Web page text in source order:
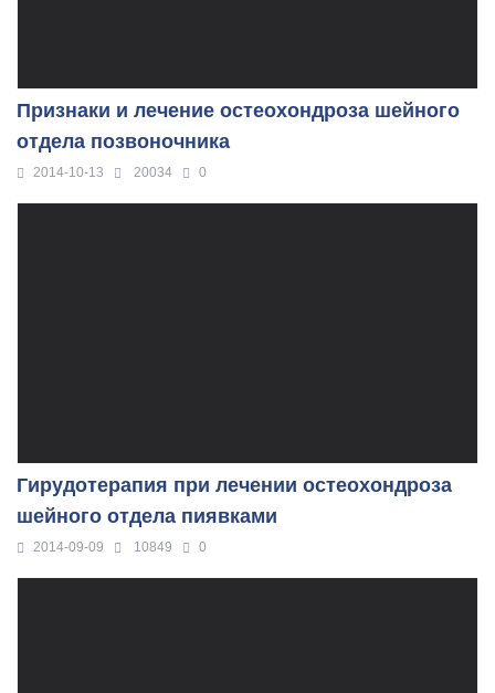
Признаки и лечение остеохондроза шейного
отдела позвоночника
2014-10-13 20034 0
Гирудотерапия при лечении остеохондроза
шейного отдела пиявками
2014-09-09 10849 0